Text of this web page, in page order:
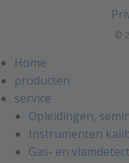
©
Home
producten
service
Opleidingen,
Instrumenten
Gas- en